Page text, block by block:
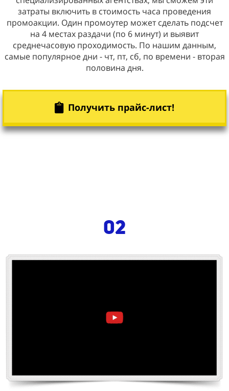
затраты включить в стоимость часа проведения
промоакции. Один промоутер может сделать подсчет
на 4 местах раздачи (по 6 минут) и выявит
среднечасовую проходимость. По нашим данным,
самые популярное дни - чт, пт, сб, по времени - вторая
половина дня.
Получить прайс-лист!
02